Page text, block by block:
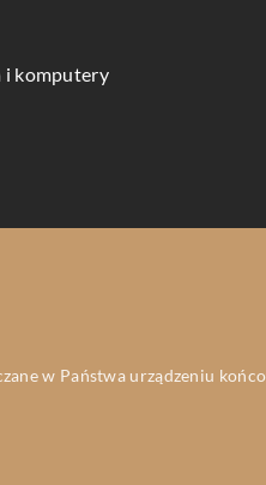
i komputery
w Państwa urządzeniu